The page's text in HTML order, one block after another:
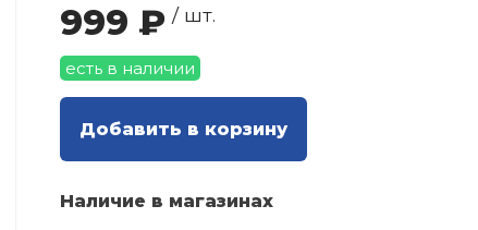
999 ₽ / шт.
есть в наличии
Добавить в корзину
Наличие в магазинах